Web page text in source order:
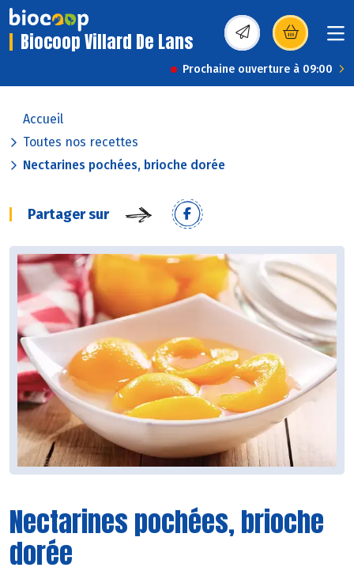
Biocoop Villard De Lans (s’ouvre dans une
Prochaine ouverture à 09:00
Accueil
Toutes nos recettes
Nectarines pochées, brioche dorée
Partager sur
Nectarines pochées, brioche
dorée